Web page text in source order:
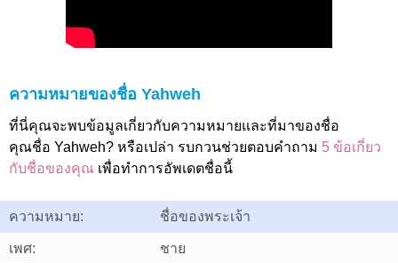
ความหมายของชื่อ Yahweh
ที่นี่คุณจะพบข้อมูลเกี่ยวกับความหมายและที่มาของชื่อ
คุณชื่อ Yahweh? หรือเปล่า รบกวนช่วยตอบคำถาม 5 ข้อเกี่ยว
กับชื่อของคุณ เพื่อทำการอัพเดตชื่อนี้
ความหมาย: ชื่อของพระเจ้า
เพศ: ชาย